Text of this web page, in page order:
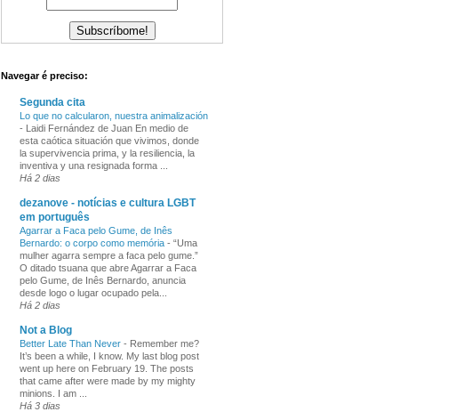
Navegar é preciso:
Segunda cita
Lo que no calcularon, nuestra animalización
- Laidi Fernández de Juan En medio de
esta caótica situación que vivimos, donde
la supervivencia prima, y la resiliencia, la
inventiva y una resignada forma ...
Há 2 dias
dezanove - notícias e cultura LGBT
em português
Agarrar a Faca pelo Gume, de Inês
Bernardo: o corpo como memória - “Uma
mulher agarra sempre a faca pelo gume.”
O ditado tsuana que abre Agarrar a Faca
pelo Gume, de Inês Bernardo, anuncia
desde logo o lugar ocupado pela...
Há 2 dias
Not a Blog
Better Late Than Never - Remember me?
It’s been a while, I know. My last blog post
went up here on February 19. The posts
that came after were made by my mighty
minions. I am ...
Há 3 dias